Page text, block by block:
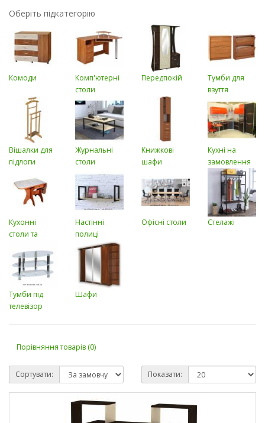
Оберіть підкатегорію
Комоди
Комп'ютерні
столи
Передпокій
Тумби для
взуття
Вішалки для
підлоги
Журнальні
столи
Книжкові
шафи
Кухні на
замовлення
Кухонні
столи та
Настінні
полиці
Офісні столи Стелажі
Тумби під
телевізор
Шафи
Порівняння товарів (0)
Сортувати: Показати: